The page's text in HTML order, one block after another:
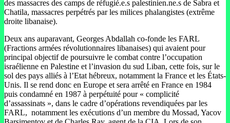
des massacres des camps de réfugié.e.s palestinien.ne.s de Sabra et
Chatila, massacres perpétrés par les milices phalangistes (extrême
droite libanaise).
Deux ans auparavant, Georges Abdallah co-fonde les FARL
(Fractions armées révolutionnaires libanaises) qui avaient pour
principal objectif de poursuivre le combat contre l’occupation
israélienne en Palestine et l’invasion du sud Liban, cette fois, sur le
sol des pays alliés à l’Etat hébreux, notamment la France et les États-
Unis. Il se rend donc en Europe et sera arrêté en France en 1984
puis condamné en 1987 à perpétuité pour « complicité
d’assassinats », dans le cadre d’opérations revendiquées par les
FARL, notamment les exécutions d’un membre du Mossad, Yacov